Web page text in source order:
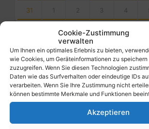
Cookie-Zustimmung
verwalten
Um Ihnen ein optimales Erlebnis zu bieten,
wie Cookies, um Geräteinformationen zu
zuzugreifen. Wenn Sie diesen Technologien
Daten wie das Surfverhalten oder eindeutige IDs
verarbeiten. Wenn Sie Ihre Zustimmung nicht
können bestimmte Merkmale und Funktionen
Akzeptieren
31 1 2 3 4
days
Filter